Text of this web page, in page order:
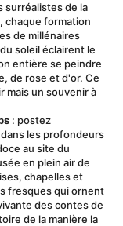
surréalistes de la
chaque formation
de millénaires
soleil éclairent le
entière se peindre
de rose et d'or. Ce
mais un souvenir à
: postez
les profondeurs
au site du
en plein air de
chapelles et
fresques qui ornent
des contes de
de la manière la